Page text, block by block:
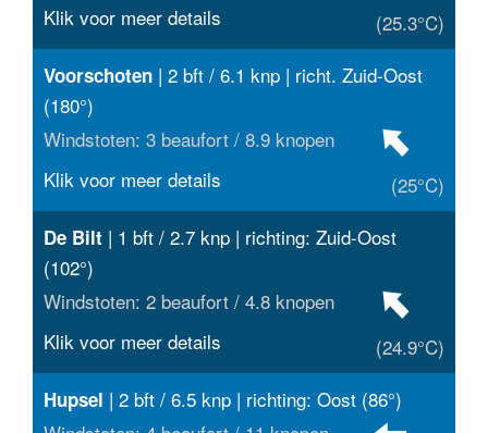
(25.3°C)
Klik voor meer details
Voorschoten | 2 bft / 6.1 knp | richt. Zuid-Oost
(180°)
Windstoten: 3 beaufort / 8.9 knopen
(25°C)
Klik voor meer details
De Bilt | 1 bft / 2.7 knp | richting: Zuid-Oost
(102°)
Windstoten: 2 beaufort / 4.8 knopen
(24.9°C)
Klik voor meer details
Hupsel | 2 bft / 6.5 knp | richting: Oost (86°)